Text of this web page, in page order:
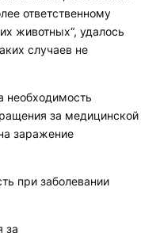
ответственному
животных“, удалось
случаев не
необходимость
за медицинской
заражение
при заболевании
за